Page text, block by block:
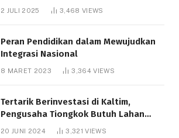
Bantuan Pendidikan Gratispol
2 JULI 2025 3,468 VIEWS
Peran Pendidikan dalam Mewujudkan
Integrasi Nasional
8 MARET 2023 3,364VIEWS
Tertarik Berinvestasi di Kaltim,
Pengusaha Tiongkok Butuh Lahan
1.000 Hektare
20 JUNI 2024 3,321VIEWS